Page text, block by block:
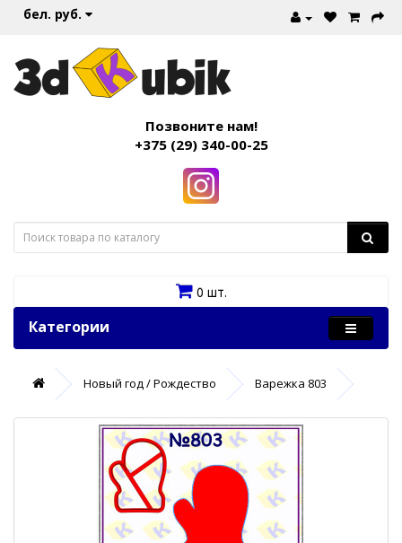
бел. руб.
Позвоните нам!
+375 (29) 340-00-25
0 шт.
Категории
Новый год / Рождество Варежка 803